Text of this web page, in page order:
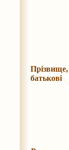
Прізвище,